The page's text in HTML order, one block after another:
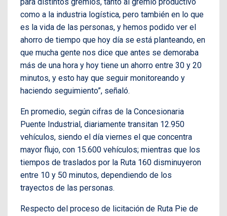
como a la industria logística, pero también en lo que
es la vida de las personas, y hemos podido ver el
ahorro de tiempo que hoy día se está planteando, en
que mucha gente nos dice que antes se demoraba
más de una hora y hoy tiene un ahorro entre 30 y 20
minutos, y esto hay que seguir monitoreando y
haciendo seguimiento”, señaló.
En promedio, según cifras de la Concesionaria
Puente Industrial, diariamente transitan 12.950
vehículos, siendo el día viernes el que concentra
mayor flujo, con 15.600 vehículos; mientras que los
tiempos de traslados por la Ruta 160 disminuyeron
entre 10 y 50 minutos, dependiendo de los
trayectos de las personas.
Respecto del proceso de licitación de Ruta Pie de